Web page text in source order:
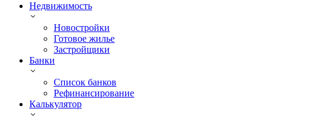
Недвижимость
Новостройки
Готовое жилье
Застройщики
Банки
Список банков
Рефинансирование
Калькулятор